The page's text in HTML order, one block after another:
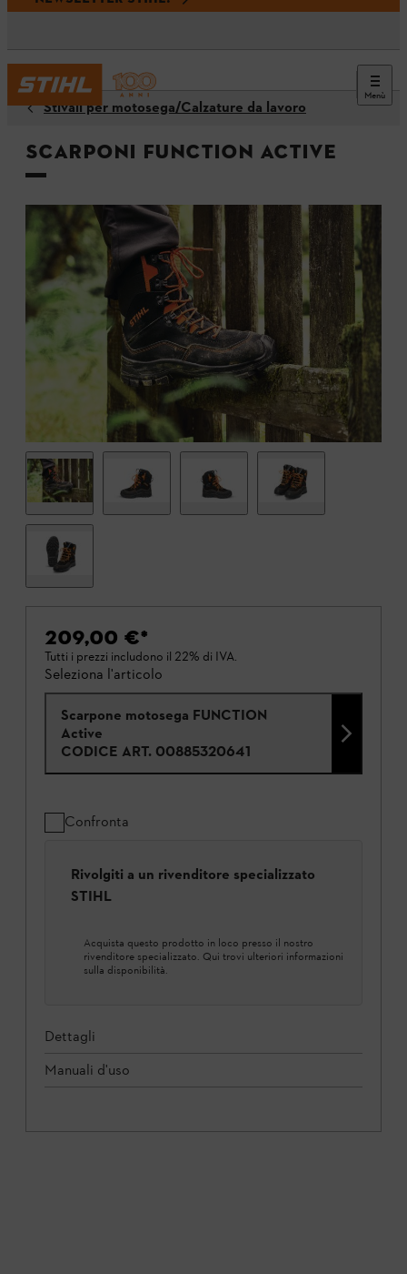
Menù
Stivali per motosega/Calzature da lavoro
Scarponi FUNCTION Active
209,00 €*
Tutti i prezzi includono il 22% di IVA.
Seleziona l'articolo
Scarpone motosega FUNCTION
Active
CODICE ART. 00885320641
Confronta
Rivolgiti a un rivenditore specializzato
STIHL
Acquista questo prodotto in loco presso il nostro
rivenditore specializzato. Qui trovi ulteriori informazioni
sulla disponibilità.
Dettagli
Manuali d'uso